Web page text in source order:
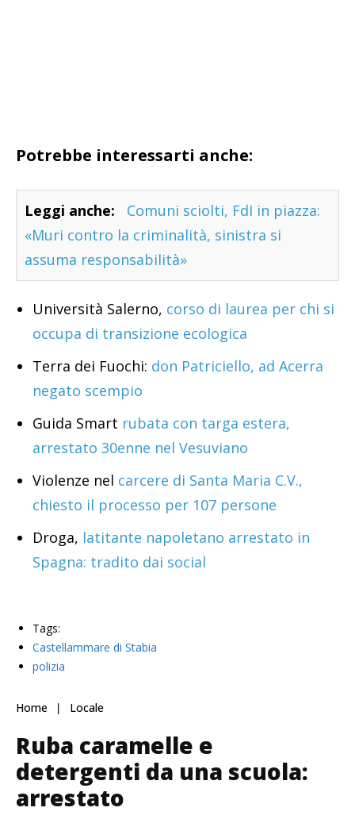
Potrebbe interessarti anche:
Leggi anche:
Comuni sciolti, FdI in piazza:
«Muri contro la criminalità, sinistra si
assuma responsabilità»
Università Salerno, corso di laurea per chi si
occupa di transizione ecologica
Terra dei Fuochi: don Patriciello, ad Acerra
negato scempio
Guida Smart rubata con targa estera,
arrestato 30enne nel Vesuviano
Violenze nel carcere di Santa Maria C.V.,
chiesto il processo per 107 persone
Droga, latitante napoletano arrestato in
Spagna: tradito dai social
Tags:
Castellammare di Stabia
polizia
Home Locale
Ruba caramelle e
detergenti da una scuola:
arrestato